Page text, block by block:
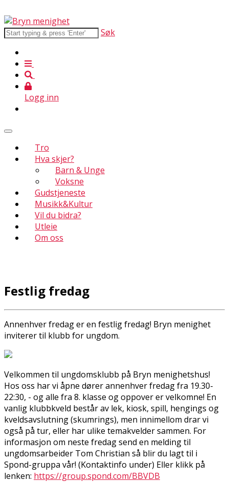
Søk
Logg inn
Tro
Hva skjer?
Barn & Unge
Voksne
Gudstjeneste
Musikk&Kultur
Vil du bidra?
Utleie
Om oss
Festlig fredag
Annenhver fredag er en festlig fredag! Bryn menighet
inviterer til klubb for ungdom.
Velkommen til ungdomsklubb på Bryn menighetshus!
Hos oss har vi åpne dører annenhver fredag fra 19.30-
22:30, - og alle fra 8. klasse og oppover er velkomne! En
vanlig klubbkveld består av lek, kiosk, spill, hengings og
kveldsavslutning (skumrings), men innimellom drar vi
også på tur, eller har ulike temakvelder sammen. For
informasjon om neste fredagsend en melding til
ungdomsarbeider Tom Christian så blir du lagt til i
Spond-gruppa vår! (Kontaktinfo under) Eller klikk på
lenken: https://group.spond.com/BBVDB